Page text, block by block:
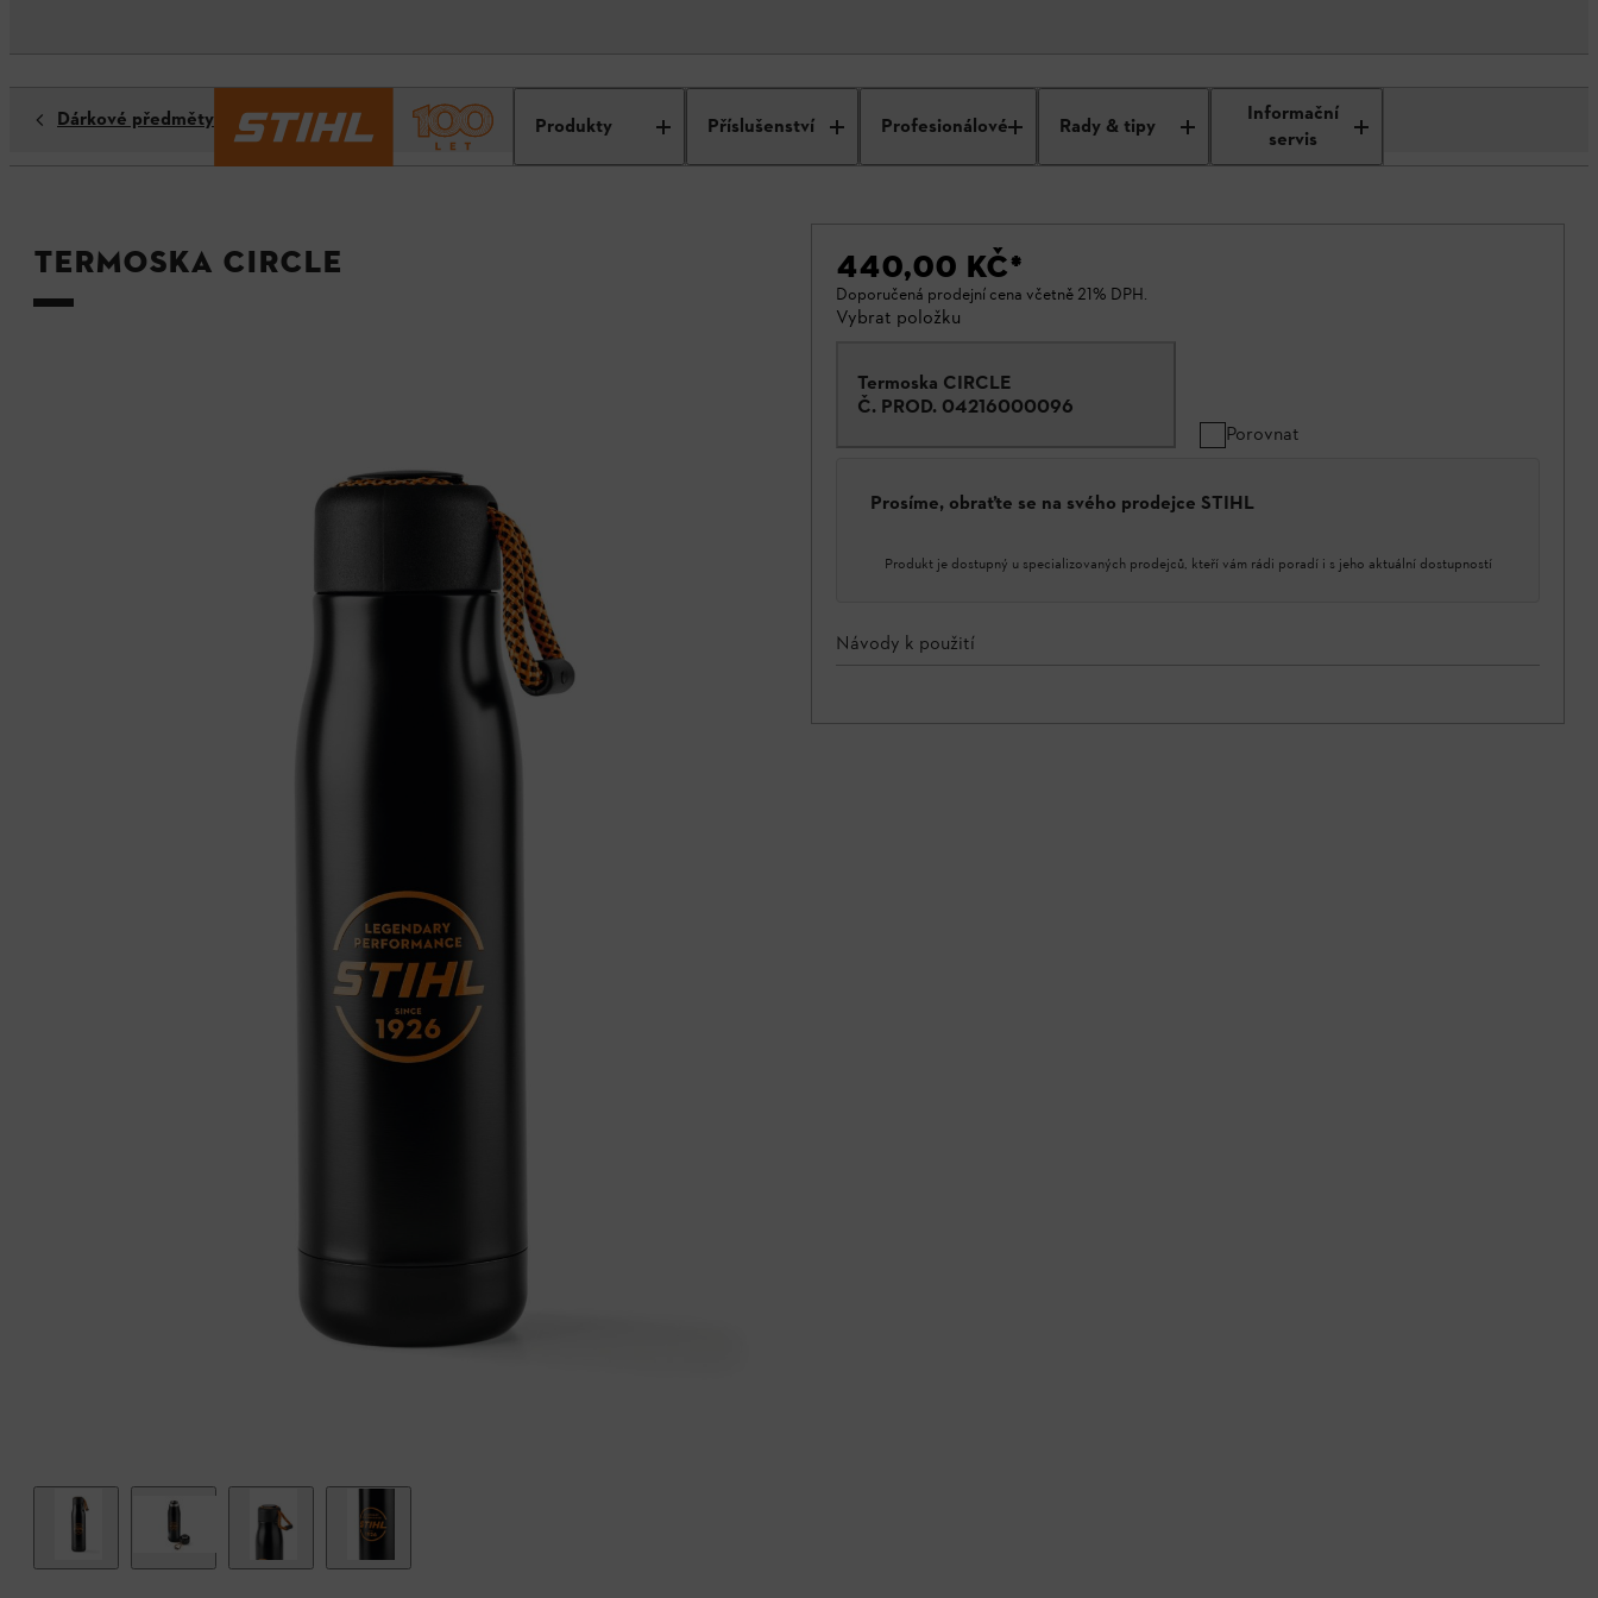
Produkty Příslušenství Profesionálové Rady & tipy
Informační
servis
Dárkové předměty
Termoska CIRCLE 440,00 KČ*
Doporučená prodejní cena včetně 21% DPH.
Vybrat položku
Termoska CIRCLE
Č. PROD. 04216000096
Porovnat
Prosíme, obraťte se na svého prodejce STIHL
Produkt je dostupný u specializovaných prodejců, kteří vám rádi poradí i s jeho aktuální dostupností
Návody k použití